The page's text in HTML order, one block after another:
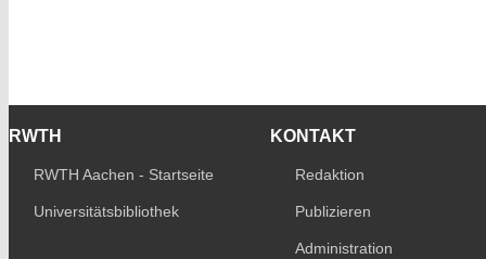
RWTH
RWTH Aachen - Startseite
Universitätsbibliothek
KONTAKT
Redaktion
Publizieren
Administration